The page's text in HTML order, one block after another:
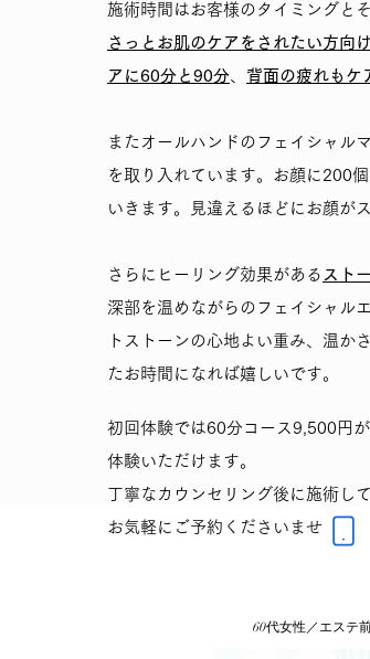
施術時間はお客様のタイミングと
さっとお肌のケアをされたい方向
アに60分と90分、 背面の疲れもケ
またオールハンドのフェイシャル
を取り入れています。お顔に200
いきます。見違えるほどにお顔が
さらにヒーリング効果がある スト
深部を温めながらのフェイシャル
トストーンの心地よい重み、温か
たお時間になれば嬉しいです。
初回体験では60分コース9,500円
体験いただけます。
丁寧なカウンセリング後に施術し
​お気軽にご予約くださいませ
​60代女性／エステ